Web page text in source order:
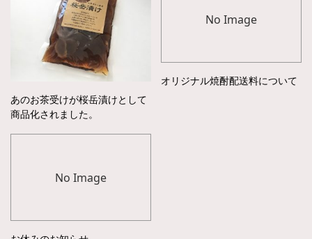
あのお茶受けが桜岳漬けとして
商品化されました。
No Image
オリジナル焼酎配送料について
No Image